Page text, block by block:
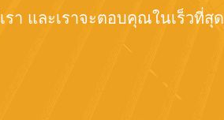
า และเราจะตอบคุณในเร็วที่สุด